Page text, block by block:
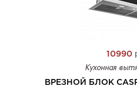
10990
Кухонная
ВРЕЗНОЙ БЛОК